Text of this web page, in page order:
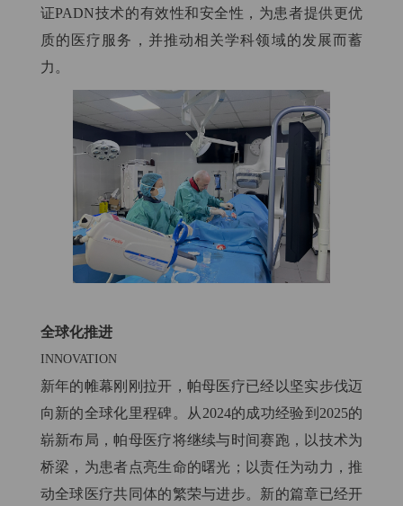
证PADN技术的有效性和安全性，为患者提供更优
质的医疗服务，并推动相关学科领域的发展而蓄
力。
全球化推进
INNOVATION
新年的帷幕刚刚拉开，帕母医疗已经以坚实步伐迈
向新的全球化里程碑。从2024的成功经验到2025的
崭新布局，帕母医疗将继续与时间赛跑，以技术为
桥梁，为患者点亮生命的曙光；以责任为动力，推
动全球医疗共同体的繁荣与进步。新的篇章已经开